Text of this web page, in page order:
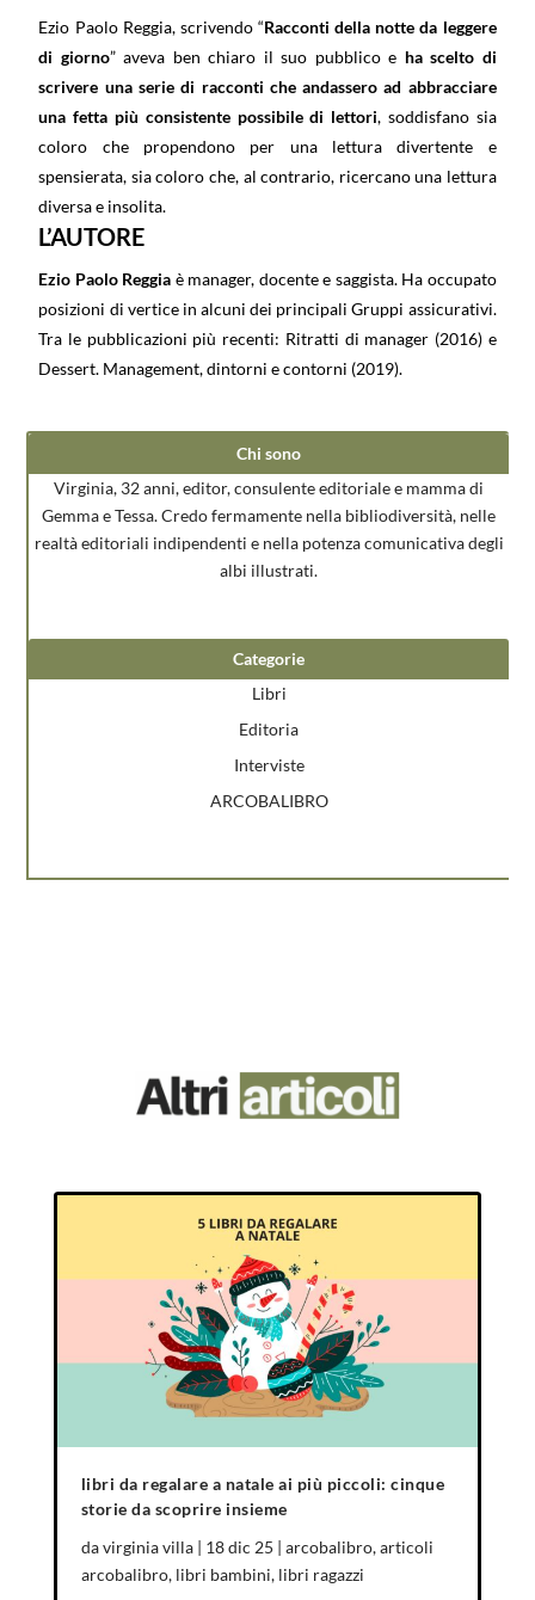
Ezio Paolo Reggia, scrivendo “Racconti della notte da leggere
di giorno” aveva ben chiaro il suo pubblico e ha scelto di
scrivere una serie di racconti che andassero ad abbracciare
una fetta più consistente possibile di lettori, soddisfano sia
coloro che propendono per una lettura divertente e
spensierata, sia coloro che, al contrario, ricercano una lettura
diversa e insolita.
L’AUTORE
Ezio Paolo Reggia è manager, docente e saggista. Ha occupato
posizioni di vertice in alcuni dei principali Gruppi assicurativi.
Tra le pubblicazioni più recenti: Ritratti di manager (2016) e
Dessert. Management, dintorni e contorni (2019).
Chi sono
Virginia, 32 anni, editor, consulente editoriale e mamma di
Gemma e Tessa. Credo fermamente nella bibliodiversità, nelle
realtà editoriali indipendenti e nella potenza comunicativa degli
albi illustrati.
Categorie
Libri
Editoria
Interviste
ARCOBALIBRO
libri da regalare a natale ai più piccoli: cinque
storie da scoprire insieme
davirginia villa| 18 dic 25 | arcobalibro,articoli
arcobalibro, libri bambini, libri ragazzi